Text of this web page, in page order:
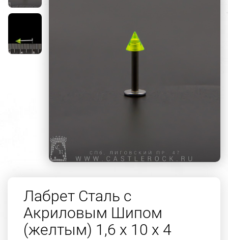
Лабрет Сталь с
Акриловым Шипом
(желтым) 1,6 х 10 х 4